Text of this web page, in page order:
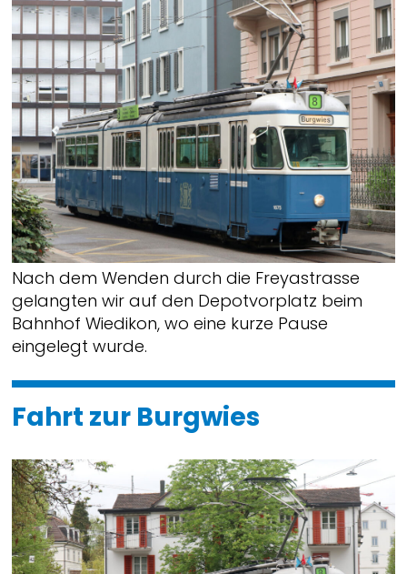
Nach dem Wenden durch die Freyastrasse
gelangten wir auf den Depotvorplatz beim
Bahnhof Wiedikon, wo eine kurze Pause
eingelegt wurde.
Fahrt zur Burgwies